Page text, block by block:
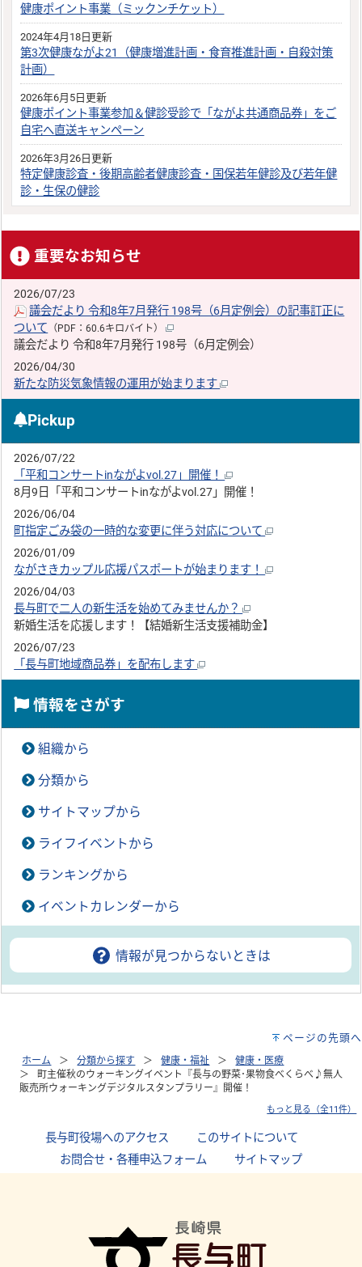
健康ポイント事業（ミックンチケット）
2024年4月18日更新
第3次健康ながよ21（健康増進計画・食育推進計画・自殺対策
計画）
2026年6月5日更新
健康ポイント事業参加＆健診受診で「ながよ共通商品券」をご
自宅へ直送キャンペーン
2026年3月26日更新
特定健康診査・後期高齢者健康診査・国保若年健診及び若年健
診・生保の健診
重要なお知らせ
2026/07/23
議会だより 令和8年7月発行 198号（6月定例会）の記事訂正に
ついて （PDF：60.6キロバイト）
議会だより 令和8年7月発行 198号（6月定例会）
2026/04/30
新たな防災気象情報の運用が始まります
Pickup
2026/07/22
「平和コンサートinながよvol.27」開催！
8月9日「平和コンサートinながよvol.27」開催！
2026/06/04
町指定ごみ袋の一時的な変更に伴う対応について
2026/01/09
ながさきカップル応援パスポートが始まります！
2026/04/03
長与町で二人の新生活を始めてみませんか？
新婚生活を応援します！【結婚新生活支援補助金】
2026/07/23
「長与町地域商品券」を配布します
情報をさがす
組織から
分類から
サイトマップから
ライフイベントから
ランキングから
イベントカレンダーから
情報が見つからないときは
ページの先頭へ
ホーム 分類から探す 健康・福祉
健康・医療
町主催秋のウォーキングイベント『長与の野菜･果物食べくらべ♪無人
販売所ウォーキングデジタルスタンプラリー』開催！
もっと見る（全11件）
長与町役場へのアクセス このサイトについて
お問合せ・各種申込フォーム
サイトマップ